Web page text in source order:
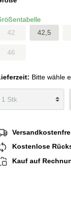
42
42,5
46
Bitte wähle
Kostenlose
Kauf auf